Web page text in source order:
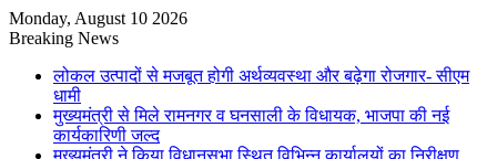
Monday, August 10 2026
Breaking News
लोकल उत्पादों से मजबूत होगी अर्थव्यवस्था और बढ़ेगा रोजगार- सीएम
धामी
मुख्यमंत्री से मिले रामनगर व घनसाली के विधायक, भाजपा की नई
कार्यकारिणी जल्द
मुख्यमंत्री ने किया विधानसभा स्थित विभिन्न कार्यालयों का निरीक्षण